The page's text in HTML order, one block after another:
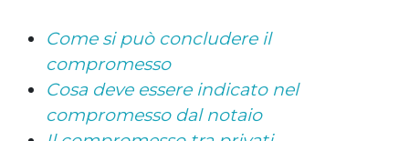
Come si può concludere il
compromesso
Cosa deve essere indicato nel
compromesso dal notaio